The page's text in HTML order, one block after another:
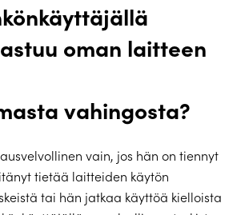
oman laitteen
vahingosta?
vain, jos hän on tiennyt
tietää laitteiden käytön
tai hän jatkaa käyttöä kielloista